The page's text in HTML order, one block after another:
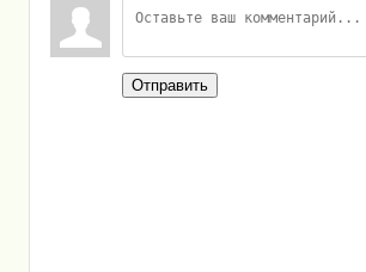
Отправить